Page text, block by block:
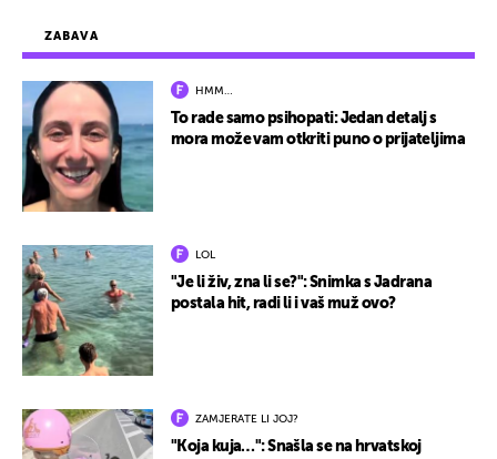
ZABAVA
HMM…
To rade samo psihopati: Jedan detalj s
mora može vam otkriti puno o prijateljima
LOL
"Je li živ, zna li se?": Snimka s Jadrana
postala hit, radi li i vaš muž ovo?
ZAMJERATE LI JOJ?
"Koja kuja…": Snašla se na hrvatskoj